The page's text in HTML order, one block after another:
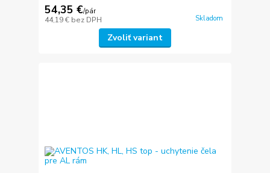
54,35 €/pár
44,19 € bez DPH Skladom
Zvoliť variant